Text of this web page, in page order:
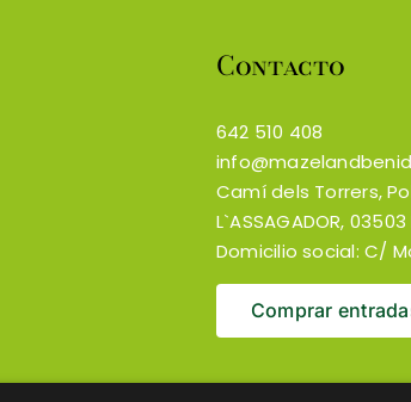
Contacto
642 510 408
Camí dels Torrers,
L`ASSAGADOR,
Domicilio social: C/
Comprar